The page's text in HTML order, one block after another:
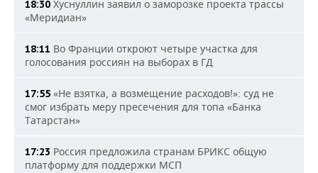
18:30 Хуснуллин заявил о заморозке проекта трассы
«Меридиан»
18:11 Во Франции откроют четыре участка для
голосования россиян на выборах в ГД
17:55 «Не взятка, а возмещение расходов!»: суд не
смог избрать меру пресечения для топа «Банка
Татарстан»
17:23 Россия предложила странам БРИКС общую
платформу для поддержки МСП